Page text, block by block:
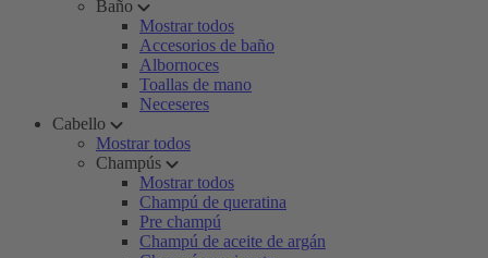
Baño
Mostrar todos
Accesorios de baño
Albornoces
Toallas de mano
Neceseres
Cabello
Mostrar todos
Champús
Mostrar todos
Champú de queratina
Pre champú
Champú de aceite de argán